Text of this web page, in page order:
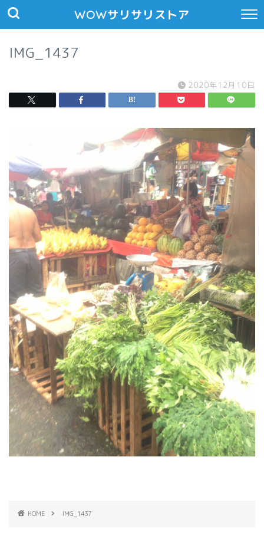
WOWサリサリストア
IMG_1437
2020年12月10日
HOME IMG_1437